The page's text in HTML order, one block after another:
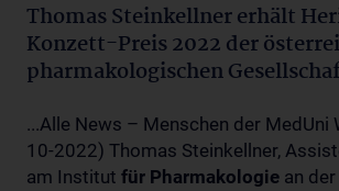
Thomas Steinkellner erhält
Konzett-Preis 2022 der
pharmakologischen
...Alle News – Menschen der MedUni
10-2022) Thomas Steinkellner,
am Institut für Pharmakologie an